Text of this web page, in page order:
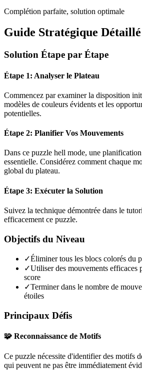
Complétion parfaite, solution optimale
Guide Stratégique Détaillé
Solution Étape par Étape
Étape 1: Analyser le Plateau
Commencez par examiner la disposition
modèles de couleurs évidents et les
potentielles.
Étape 2: Planifier Vos Mouvements
Dans ce puzzle hell mode, une
essentielle. Considérez comment chaque
global du plateau.
Étape 3: Exécuter la Solution
Suivez la technique démontrée dans le
efficacement ce puzzle.
Objectifs du Niveau
✓Éliminer tous les blocs colorés du
✓Utiliser des mouvements efficaces
score
✓Terminer dans le nombre de
étoiles
Principaux Défis
🧩 Reconnaissance de Motifs
Ce puzzle nécessite d'identifier des motifs
qui peuvent ne pas être immédiatement